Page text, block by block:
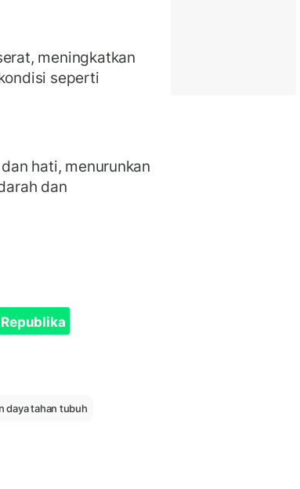
meningkatkan
seperti
hati, menurunkan
dan
daya tahan tubuh